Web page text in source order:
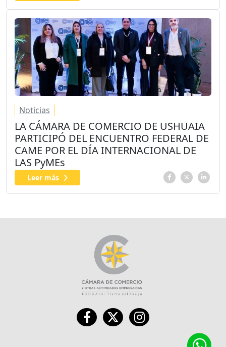
Noticias
LA CÁMARA DE COMERCIO DE USHUAIA
PARTICIPÓ DEL ENCUENTRO FEDERAL DE
CAME POR EL DÍA INTERNACIONAL DE
LAS PyMEs
Leer más